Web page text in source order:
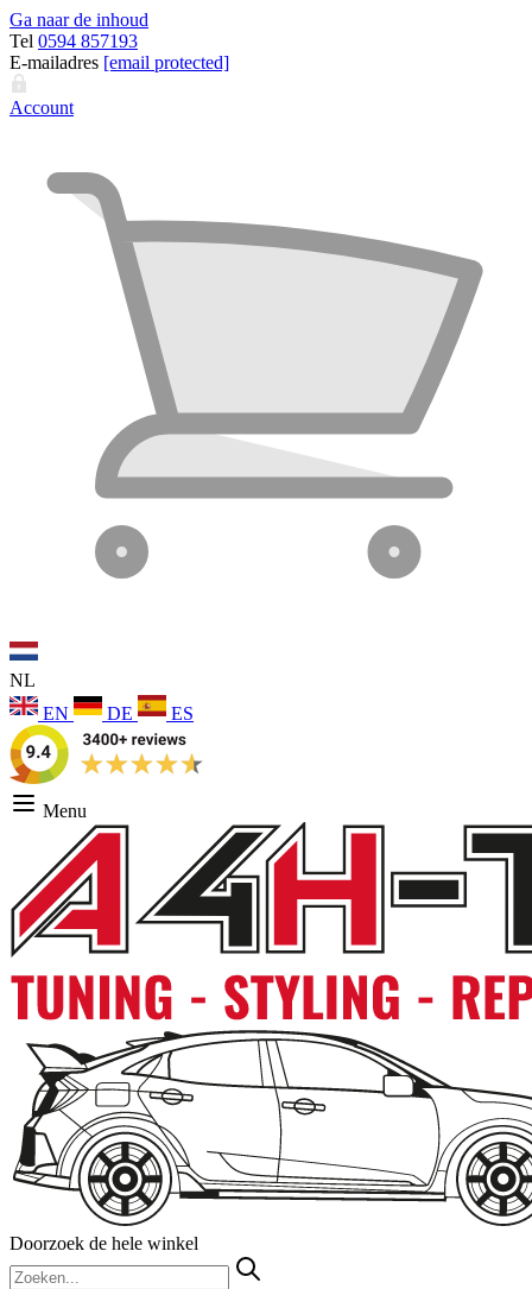
Ga naar de inhoud
Tel 0594 857193
E-mailadres [email protected]
Account
NL
EN
DE ES
Menu
Doorzoek de hele winkel